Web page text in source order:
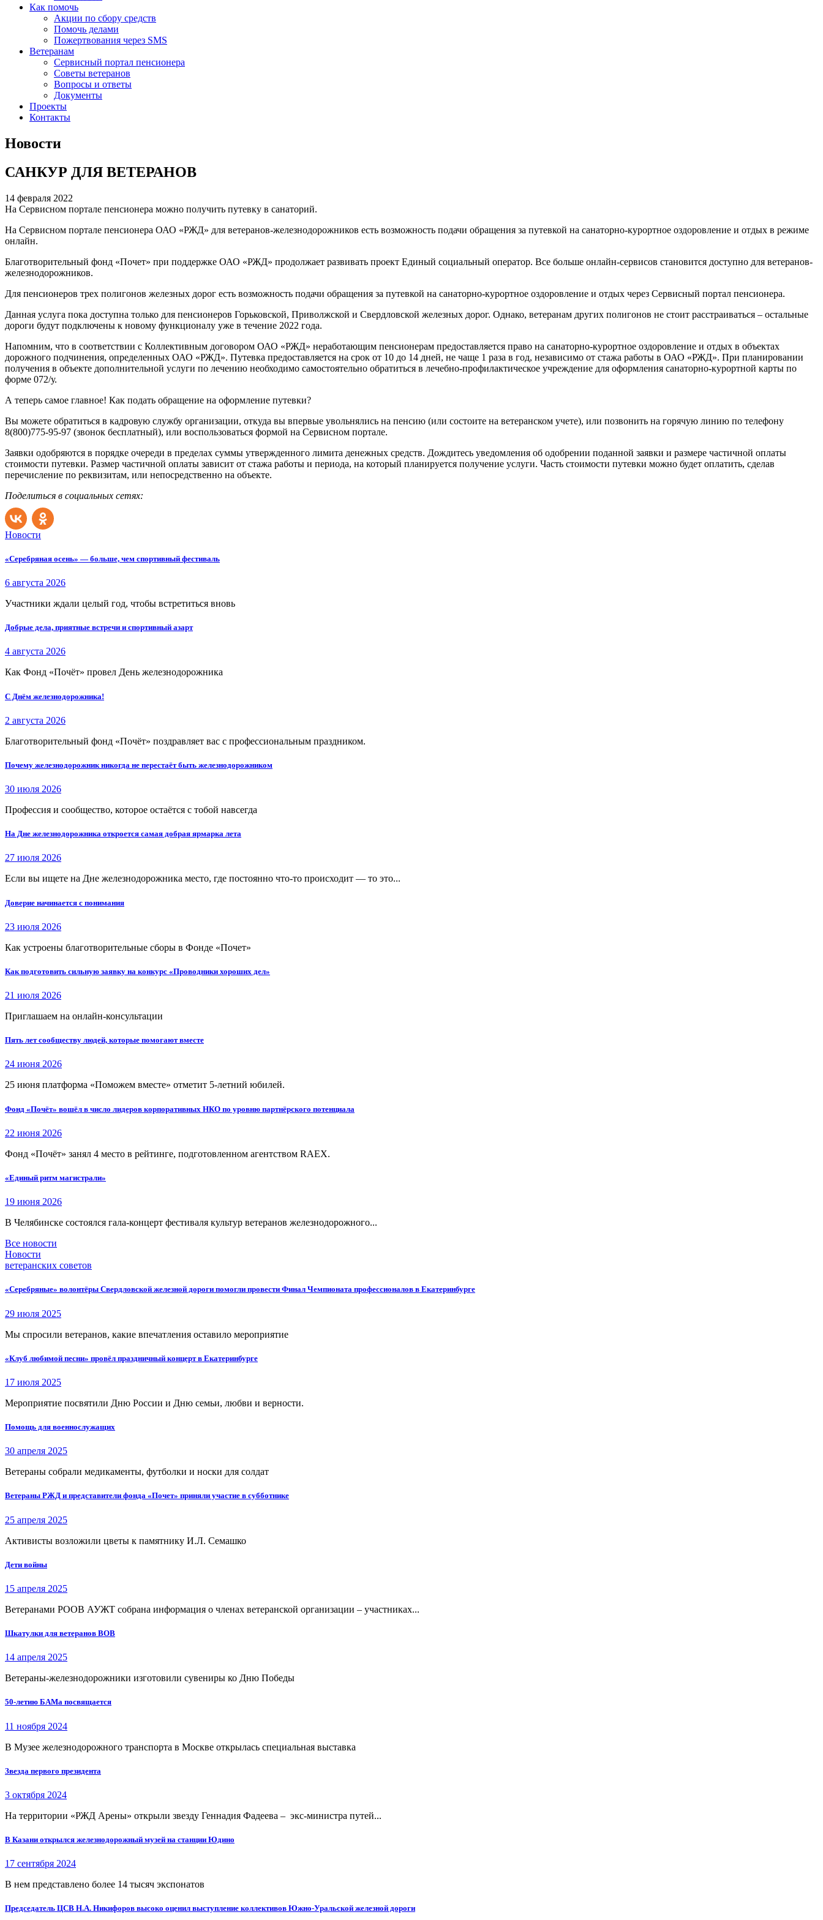
Как помочь
Акции по сбору средств
Помочь делами
Пожертвования через SMS
Ветеранам
Сервисный портал пенсионера
Советы ветеранов
Вопросы и ответы
Документы
Проекты
Контакты
Новости
САНКУР ДЛЯ ВЕТЕРАНОВ
14 февраля 2022
На Сервисном портале пенсионера можно получить путевку в санаторий.
На Сервисном портале пенсионера ОАО «РЖД» для ветеранов-железнодорожников есть возможность подачи обращения за путевкой на санаторно-курортное оздоровление и отдых в режиме
онлайн.
Благотворительный фонд «Почет» при поддержке ОАО «РЖД» продолжает развивать проект Единый социальный оператор. Все больше онлайн-сервисов становится доступно для ветеранов-
железнодорожников.
Для пенсионеров трех полигонов железных дорог есть возможность подачи обращения за путевкой на санаторно-курортное оздоровление и отдых через Сервисный портал пенсионера.
Данная услуга пока доступна только для пенсионеров Горьковской, Приволжской и Свердловской железных дорог. Однако, ветеранам других полигонов не стоит расстраиваться – остальные
дороги будут подключены к новому функционалу уже в течение 2022 года.
Напомним, что в соответствии с Коллективным договором ОАО «РЖД» неработающим пенсионерам предоставляется право на санаторно-курортное оздоровление и отдых в объектах
дорожного подчинения, определенных ОАО «РЖД». Путевка предоставляется на срок от 10 до 14 дней, не чаще 1 раза в год, независимо от стажа работы в ОАО «РЖД». При планировании
получения в объекте дополнительной услуги по лечению необходимо самостоятельно обратиться в лечебно-профилактическое учреждение для оформления санаторно-курортной карты по
форме 072/у.
А теперь самое главное! Как подать обращение на оформление путевки?
Вы можете обратиться в кадровую службу организации, откуда вы впервые увольнялись на пенсию (или состоите на ветеранском учете), или позвонить на горячую линию по телефону
8(800)775-95-97 (звонок бесплатный), или воспользоваться формой на Сервисном портале.
Заявки одобряются в порядке очереди в пределах суммы утвержденного лимита денежных средств. Дождитесь уведомления об одобрении поданной заявки и размере частичной оплаты
стоимости путевки. Размер частичной оплаты зависит от стажа работы и периода, на который планируется получение услуги. Часть стоимости путевки можно будет оплатить, сделав
перечисление по реквизитам, или непосредственно на объекте.
Поделиться в социальных сетях:
Новости
«Серебряная осень» — больше, чем спортивный фестиваль
6 августа 2026
Участники ждали целый год, чтобы встретиться вновь
Добрые дела, приятные встречи и спортивный азарт
4 августа 2026
Как Фонд «Почёт» провел День железнодорожника
С Днём железнодорожника!
2 августа 2026
Благотворительный фонд «Почёт» поздравляет вас с профессиональным праздником.
Почему железнодорожник никогда не перестаёт быть железнодорожником
30 июля 2026
Профессия и сообщество, которое остаётся с тобой навсегда
На Дне железнодорожника откроется самая добрая ярмарка лета
27 июля 2026
Если вы ищете на Дне железнодорожника место, где постоянно что-то происходит — то это...
Доверие начинается с понимания
23 июля 2026
Как устроены благотворительные сборы в Фонде «Почет»
Как подготовить сильную заявку на конкурс «Проводники хороших дел»
21 июля 2026
Приглашаем на онлайн-консультации
Пять лет сообществу людей, которые помогают вместе
24 июня 2026
25 июня платформа «Поможем вместе» отметит 5-летний юбилей.
Фонд «Почёт» вошёл в число лидеров корпоративных НКО по уровню партнёрского потенциала
22 июня 2026
Фонд «Почёт» занял 4 место в рейтинге, подготовленном агентством RAEX.
«Единый ритм магистрали»
19 июня 2026
В Челябинске состоялся гала-концерт фестиваля культур ветеранов железнодорожного...
Все новости
Новости
ветеранских советов
«Серебряные» волонтёры Свердловской железной дороги помогли провести Финал Чемпионата профессионалов в Екатеринбурге
29 июля 2025
Мы спросили ветеранов, какие впечатления оставило мероприятие
«Клуб любимой песни» провёл праздничный концерт в Екатеринбурге
17 июля 2025
Мероприятие посвятили Дню России и Дню семьи, любви и верности.
Помощь для военнослужащих
30 апреля 2025
Ветераны собрали медикаменты, футболки и носки для солдат
Ветераны РЖД и представители фонда «Почет» приняли участие в субботнике
25 апреля 2025
Активисты возложили цветы к памятнику И.Л. Семашко
Дети войны
15 апреля 2025
Ветеранами РООВ АУЖТ собрана информация о членах ветеранской организации – участниках...
Шкатулки для ветеранов ВОВ
14 апреля 2025
Ветераны-железнодорожники изготовили сувениры ко Дню Победы
50-летию БАМа посвящается
11 ноября 2024
В Музее железнодорожного транспорта в Москве открылась специальная выставка
Звезда первого президента
3 октября 2024
На территории «РЖД Арены» открыли звезду Геннадия Фадеева – экс-министра путей...
В Казани открылся железнодорожный музей на станции Юдино
17 сентября 2024
В нем представлено более 14 тысяч экспонатов
Председатель ЦСВ Н.А. Никифоров высоко оценил выступление коллективов Южно-Уральской железной дороги